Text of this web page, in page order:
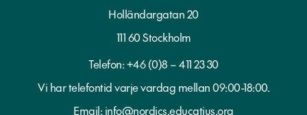
Holländargatan 20
111 60 Stockholm
Telefon:+46 (0)8 – 411 23 30
Vi har telefontid varje vardag mellan 09:00-18:00.
Email:info@nordics.educatius.org